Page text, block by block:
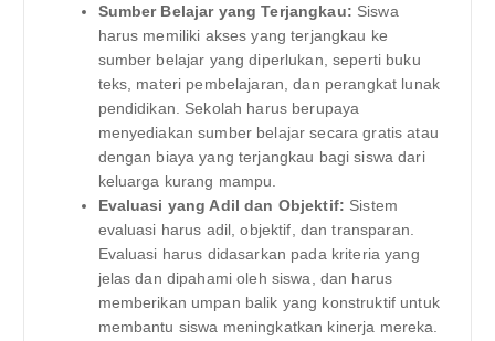
Sumber Belajar yang Terjangkau: Siswa
harus memiliki akses yang terjangkau ke
sumber belajar yang diperlukan, seperti buku
teks, materi pembelajaran, dan perangkat lunak
pendidikan. Sekolah harus berupaya
menyediakan sumber belajar secara gratis atau
dengan biaya yang terjangkau bagi siswa dari
keluarga kurang mampu.
Evaluasi yang Adil dan Objektif: Sistem
evaluasi harus adil, objektif, dan transparan.
Evaluasi harus didasarkan pada kriteria yang
jelas dan dipahami oleh siswa, dan harus
memberikan umpan balik yang konstruktif untuk
membantu siswa meningkatkan kinerja mereka.